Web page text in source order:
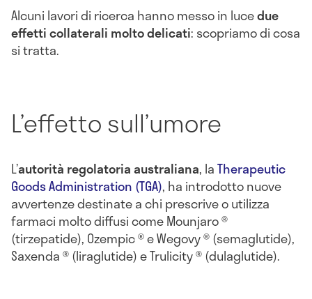
Alcuni lavori di ricerca hanno messo in lucedue
effetti collaterali molto delicati: scopriamo di cosa
si tratta.
L’effetto sull’umore
L’autorità regolatoria australiana, laTherapeutic
Goods Administration (TGA), ha introdotto nuove
avvertenze destinate a chi prescrive o utilizza
farmaci molto diffusi come Mounjaro ®
(tirzepatide), Ozempic ® e Wegovy ® (semaglutide),
Saxenda ® (liraglutide) e Trulicity ® (dulaglutide).